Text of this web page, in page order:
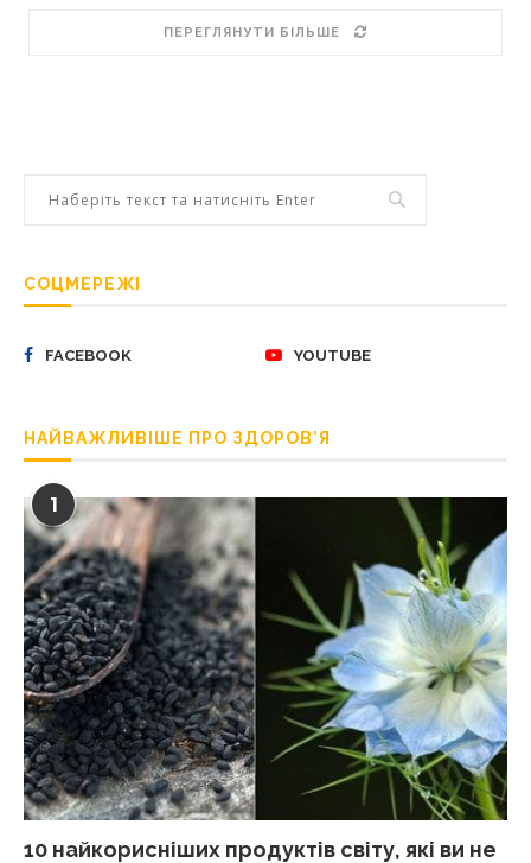
ПЕРЕГЛЯНУТИ БІЛЬШЕ
СОЦМЕРЕЖІ
FACEBOOK YOUTUBE
НАЙВАЖЛИВІШЕ ПРО ЗДОРОВ’Я
1
10 найкорисніших продуктів світу, які ви не